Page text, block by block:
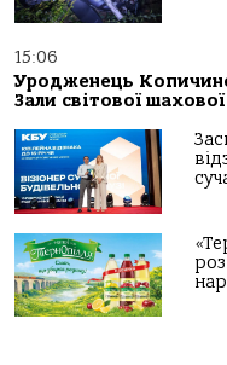
15:06
Уродженець
Зали світової